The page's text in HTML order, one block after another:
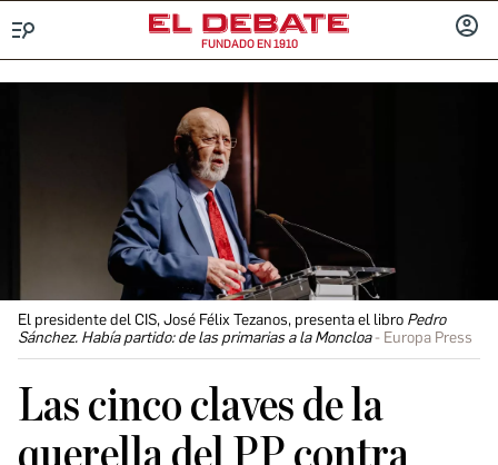
FUNDADO EN 1910
El presidente del CIS, José Félix Tezanos, presenta el libro Pedro
Sánchez. Había partido: de las primarias a la Moncloa
Europa Press
Las cinco claves de la
querella del PP contra